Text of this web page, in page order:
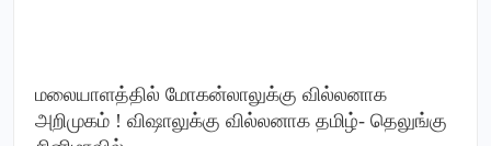
மலையாளத்தில் மோகன்லாலுக்கு வில்லனாக
அறிமுகம் ! விஷாலுக்கு வில்லனாக தமிழ்- தெலுங்கு